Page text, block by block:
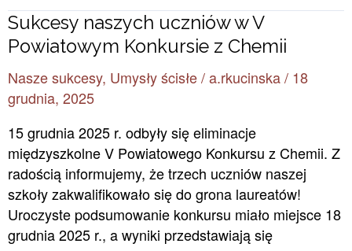
Sukcesy naszych uczniów w V
Powiatowym Konkursie z Chemii
Nasze sukcesy, Umysły ścisłe/a.rkucinska/ 18
grudnia, 2025
15 grudnia 2025 r. odbyły się eliminacje
międzyszkolne V Powiatowego Konkursu z Chemii. Z
radością informujemy, że trzech uczniów naszej
szkoły zakwalifikowało się do grona laureatów!
Uroczyste podsumowanie konkursu miało miejsce 18
grudnia 2025 r., a wyniki przedstawiają się
Sukcesy
naszych
w
V
Konkursie
z
Chemii